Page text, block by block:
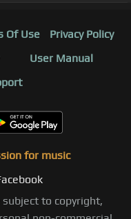
Of Use
Privacy Policy
User Manual
for music
to copyright,